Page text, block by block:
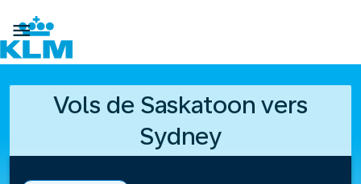

Vols de Saskatoon vers
Sydney